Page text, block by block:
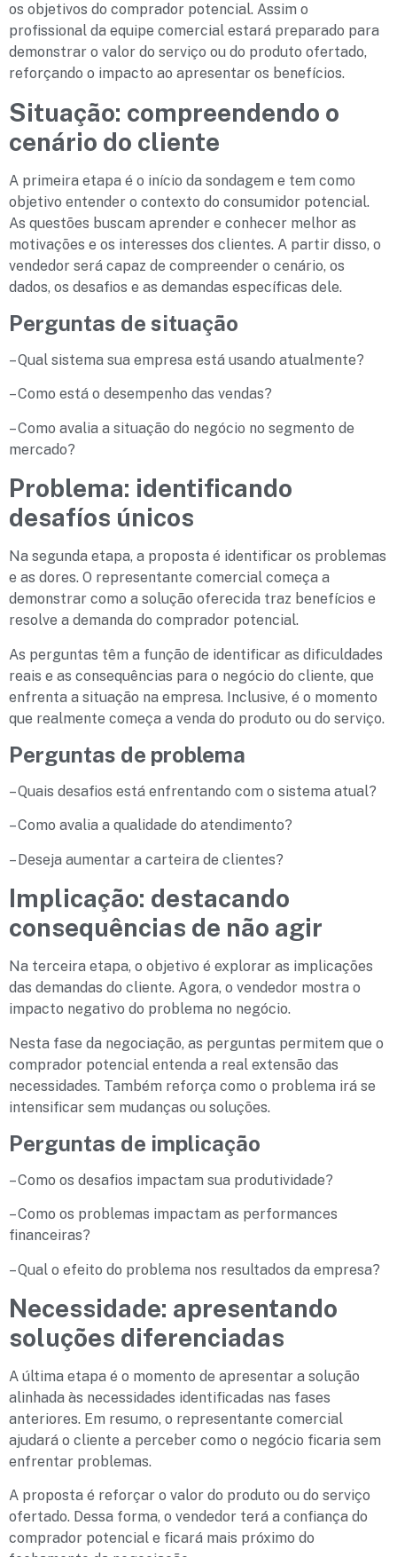
os objetivos do comprador potencial. Assim o
profissional da equipe comercial estará preparado para
demonstrar o valor do serviço ou do produto ofertado,
reforçando o impacto ao apresentar os benefícios.
Situação: compreendendo o
cenário do cliente
A primeira etapa é o início da sondagem e tem como
objetivo entender o contexto do consumidor potencial.
As questões buscam aprender e conhecer melhor as
motivações e os interesses dos clientes. A partir disso, o
vendedor será capaz de compreender o cenário, os
dados, os desafios e as demandas específicas dele.
Perguntas de situação
– Qual sistema sua empresa está usando atualmente?
– Como está o desempenho das vendas?
– Como avalia a situação do negócio no segmento de
mercado?
Problema: identificando
desafíos únicos
Na segunda etapa, a proposta é identificar os problemas
e as dores. O representante comercial começa a
demonstrar como a solução oferecida traz benefícios e
resolve a demanda do comprador potencial.
As perguntas têm a função de identificar as dificuldades
reais e as consequências para o negócio do cliente, que
enfrenta a situação na empresa. Inclusive, é o momento
que realmente começa a venda do produto ou do serviço.
Perguntas de problema
– Quais desafios está enfrentando com o sistema atual?
– Como avalia a qualidade do atendimento?
– Deseja aumentar a carteira de clientes?
Implicação: destacando
consequências de não agir
Na terceira etapa, o objetivo é explorar as implicações
das demandas do cliente. Agora, o vendedor mostra o
impacto negativo do problema no negócio.
Nesta fase da negociação, as perguntas permitem que o
comprador potencial entenda a real extensão das
necessidades. Também reforça como o problema irá se
intensificar sem mudanças ou soluções.
Perguntas de implicação
– Como os desafios impactam sua produtividade?
– Como os problemas impactam as performances
financeiras?
– Qual o efeito do problema nos resultados da empresa?
Necessidade: apresentando
soluções diferenciadas
A última etapa é o momento de apresentar a solução
alinhada às necessidades identificadas nas fases
anteriores. Em resumo, o representante comercial
ajudará o cliente a perceber como o negócio ficaria sem
enfrentar problemas.
A proposta é reforçar o valor do produto ou do serviço
ofertado. Dessa forma, o vendedor terá a confiança do
comprador potencial e ficará mais próximo do